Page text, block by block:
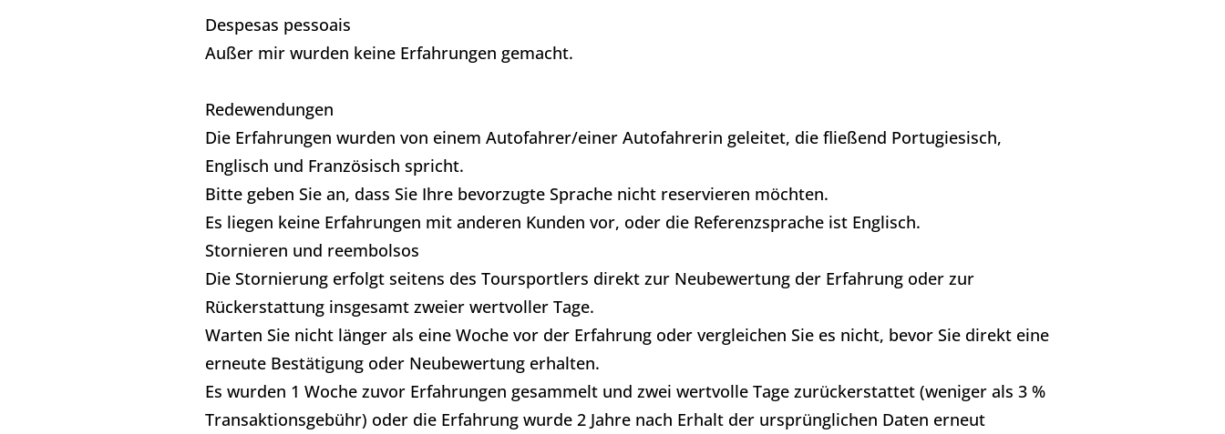
Despesas pessoais
Außer mir wurden keine Erfahrungen gemacht.
Redewendungen
Die Erfahrungen wurden von einem Autofahrer/einer Autofahrerin geleitet, die fließend Portugiesisch,
Englisch und Französisch spricht.
Bitte geben Sie an, dass Sie Ihre bevorzugte Sprache nicht reservieren möchten.
Es liegen keine Erfahrungen mit anderen Kunden vor, oder die Referenzsprache ist Englisch.
Stornieren und reembolsos
Die Stornierung erfolgt seitens des Toursportlers direkt zur Neubewertung der Erfahrung oder zur
Rückerstattung insgesamt zweier wertvoller Tage.
Warten Sie nicht länger als eine Woche vor der Erfahrung oder vergleichen Sie es nicht, bevor Sie direkt eine
erneute Bestätigung oder Neubewertung erhalten.
Es wurden 1 Woche zuvor Erfahrungen gesammelt und zwei wertvolle Tage zurückerstattet (weniger als 3 %
Transaktionsgebühr) oder die Erfahrung wurde 2 Jahre nach Erhalt der ursprünglichen Daten erneut